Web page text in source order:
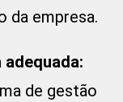
da empresa.
de gestão